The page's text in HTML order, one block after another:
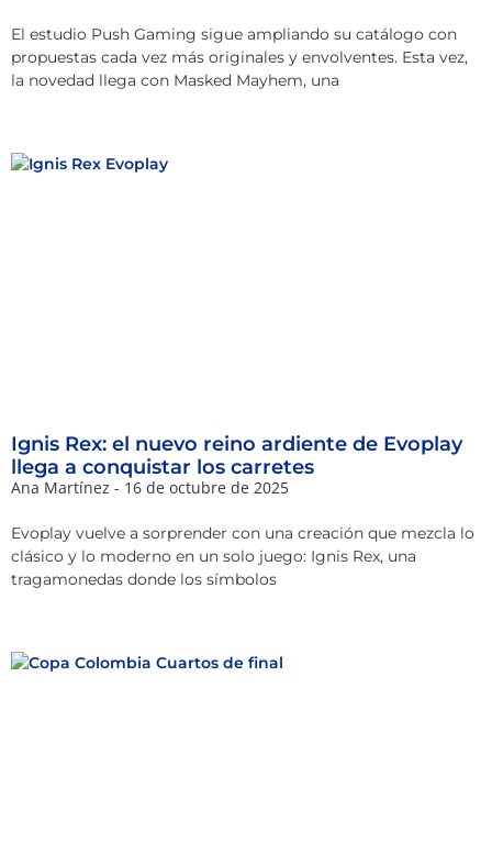
El estudio Push Gaming sigue ampliando su catálogo con
propuestas cada vez más originales y envolventes. Esta vez,
la novedad llega con Masked Mayhem, una
Ignis Rex: el nuevo reino ardiente de Evoplay
llega a conquistar los carretes
Ana Martínez 16 de octubre de 2025
Evoplay vuelve a sorprender con una creación que mezcla lo
clásico y lo moderno en un solo juego: Ignis Rex, una
tragamonedas donde los símbolos